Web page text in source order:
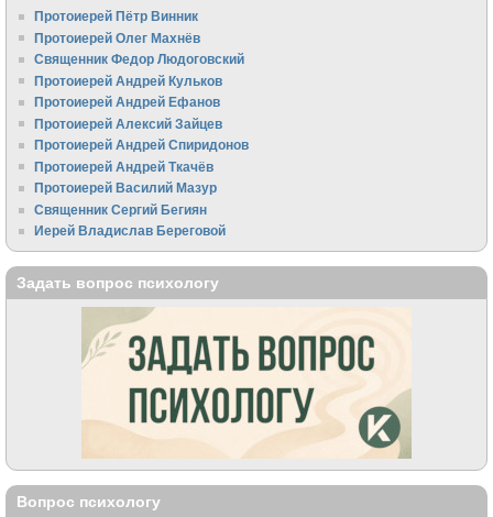
Протоиерей Пётр Винник
Протоиерей Олег Махнёв
Священник Федор Людоговский
Протоиерей Андрей Кульков
Протоиерей Андрей Ефанов
Протоиерей Алексий Зайцев
Протоиерей Андрей Спиридонов
Протоиерей Андрей Ткачёв
Протоиерей Василий Мазур
Священник Сергий Бегиян
Иерей Владислав Береговой
Задать вопрос психологу
Вопрос психологу